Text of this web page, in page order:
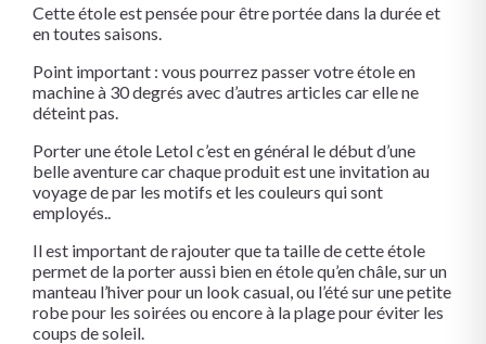
Cette étole est pensée pour être portée dans la durée et
en toutes saisons.
Point important : vous pourrez passer votre étole en
machine à 30 degrés avec d’autres articles car elle ne
déteint pas.
Porter une étole Letol c’est en général le début d’une
belle aventure car chaque produit est une invitation au
voyage de par les motifs et les couleurs qui sont
employés..
Il est important de rajouter que ta taille de cette étole
permet de la porter aussi bien en étole qu’en châle, sur un
manteau l’hiver pour un look casual, ou l’été sur une petite
robe pour les soirées ou encore à la plage pour éviter les
coups de soleil.